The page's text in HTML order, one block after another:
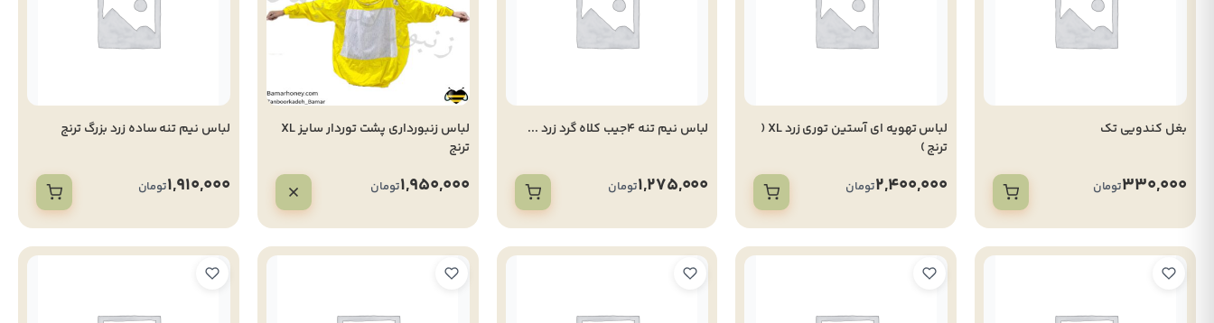
بغل کندویی تک
330,000تومان
لباس تهویه ای آستین توری زرد XL (
ترنج )
2,400,000تومان
لباس نیم تنه 4جیب کلاه گرد زرد ...
1,275,000تومان
لباس زنبورداری پشت توردار سایز XL
ترنج
1,950,000تومان
لباس نیم تنه ساده زرد بزرگ ترنج
1,910,000تومان